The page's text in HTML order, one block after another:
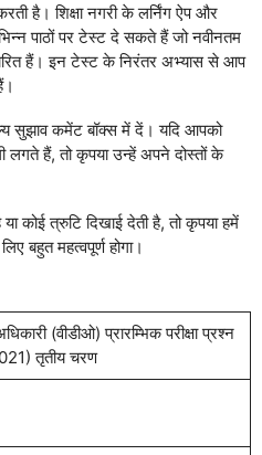
है। शिक्षा नगरी के लर्निंग ऐप और
पाठों पर टेस्ट दे सकते हैं जो नवीनतम
हैं। इन टेस्ट के निरंतर अभ्यास से आप
सुझाव कमेंट बॉक्स में दें। यदि आपको
लगते हैं, तो कृपया उन्हें अपने दोस्तों के
कोई त्रुटि दिखाई देती है, तो कृपया हमें
बहुत महत्वपूर्ण होगा।
(वीडीओ) प्रारम्भिक परीक्षा प्रश्न
तृतीय चरण